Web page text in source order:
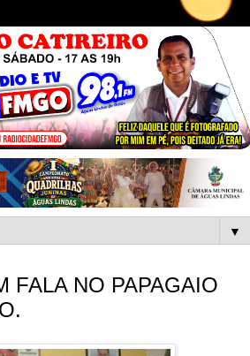
▼
FALA NO PAPAGAIO